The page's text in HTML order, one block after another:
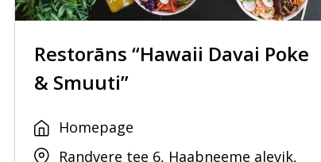
Restorāns “Hawaii Davai Poke
& Smuuti”
Homepage
Randvere tee 6, Haabneeme alevik,